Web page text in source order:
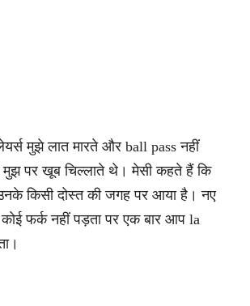
मुझे लात मारते और ball pass नहीं
मुझ पर खूब चिल्लाते थे। मेसी कहते हैं कि
किसी दोस्त की जगह पर आया है। नए
फर्क नहीं पड़ता पर एक बार आप la